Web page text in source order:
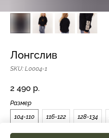
Лонгслив
SKU: L0004-1
2 490 р.
Размер
104-110
116-122 128-134